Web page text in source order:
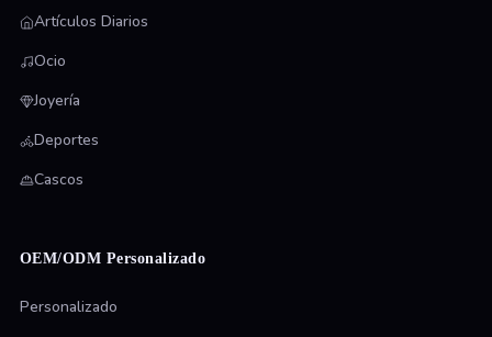
Artículos Diarios
Ocio
Joyería
Deportes
Cascos
OEM/ODM Personalizado
Personalizado